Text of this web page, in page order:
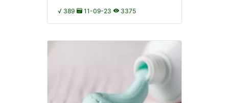
√ 389 11-09-23 3375